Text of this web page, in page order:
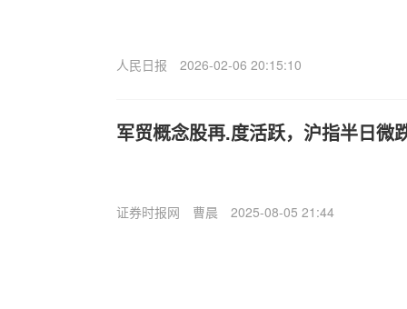
人民日报 2026-02-06 20:15:10
军贸概念股再.度活跃，沪指半日微
证券时报网 曹晨 2025-08-05 21:44